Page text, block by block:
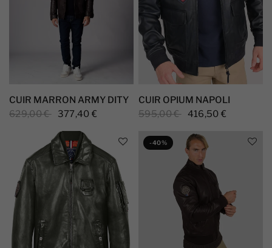
CUIR MARRON ARMY DITY
629,00 €
377,40 €
CUIR OPIUM NAPOLI
595,00 € 416,50 €
-40%